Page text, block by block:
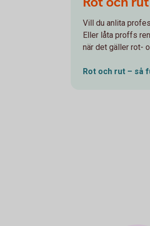
Vill du anlita
Eller låta proffs
när det gäller rot-
Rot och rut – så